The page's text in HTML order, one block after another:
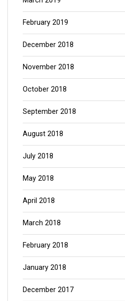
February 2019
December 2018
November 2018
October 2018
September 2018
August 2018
July 2018
May 2018
April 2018
March 2018
February 2018
January 2018
December 2017